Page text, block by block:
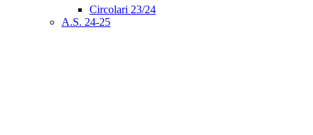
Circolari 23/24
A.S. 24-25